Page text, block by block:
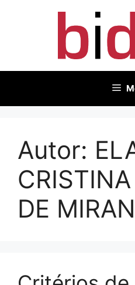
Autor:
DE